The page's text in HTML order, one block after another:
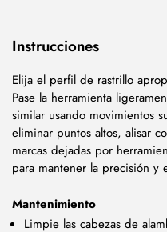
Instrucciones
Elija el perfil de rastrillo
Pase la herramienta
similar usando movimientos
eliminar puntos altos, alisar
marcas dejadas por
para mantener la precisión y
Mantenimiento
Limpie las cabezas de